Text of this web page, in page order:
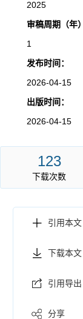
2025
审稿周期（年
1
发布时间：
2026-04-15
出版时间：
2026-04-15
123
下载次数
引用本文
下载本文
引用导出
分享